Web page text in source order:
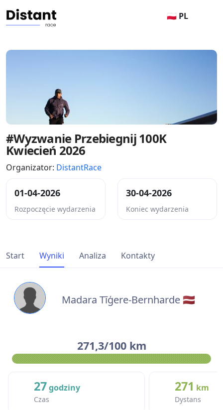
🇵🇱 PL
#Wyzwanie Przebiegnij 100K
Kwiecień 2026
Organizator: DistantRace
01-04-2026
Rozpoczęcie wydarzenia
30-04-2026
Koniec wydarzenia
Start Wyniki Analiza Kontakty
Madara Tīģere-Bernharde 🇱🇻
271,3/100 km
27godziny
Czas
271 km
Dystans